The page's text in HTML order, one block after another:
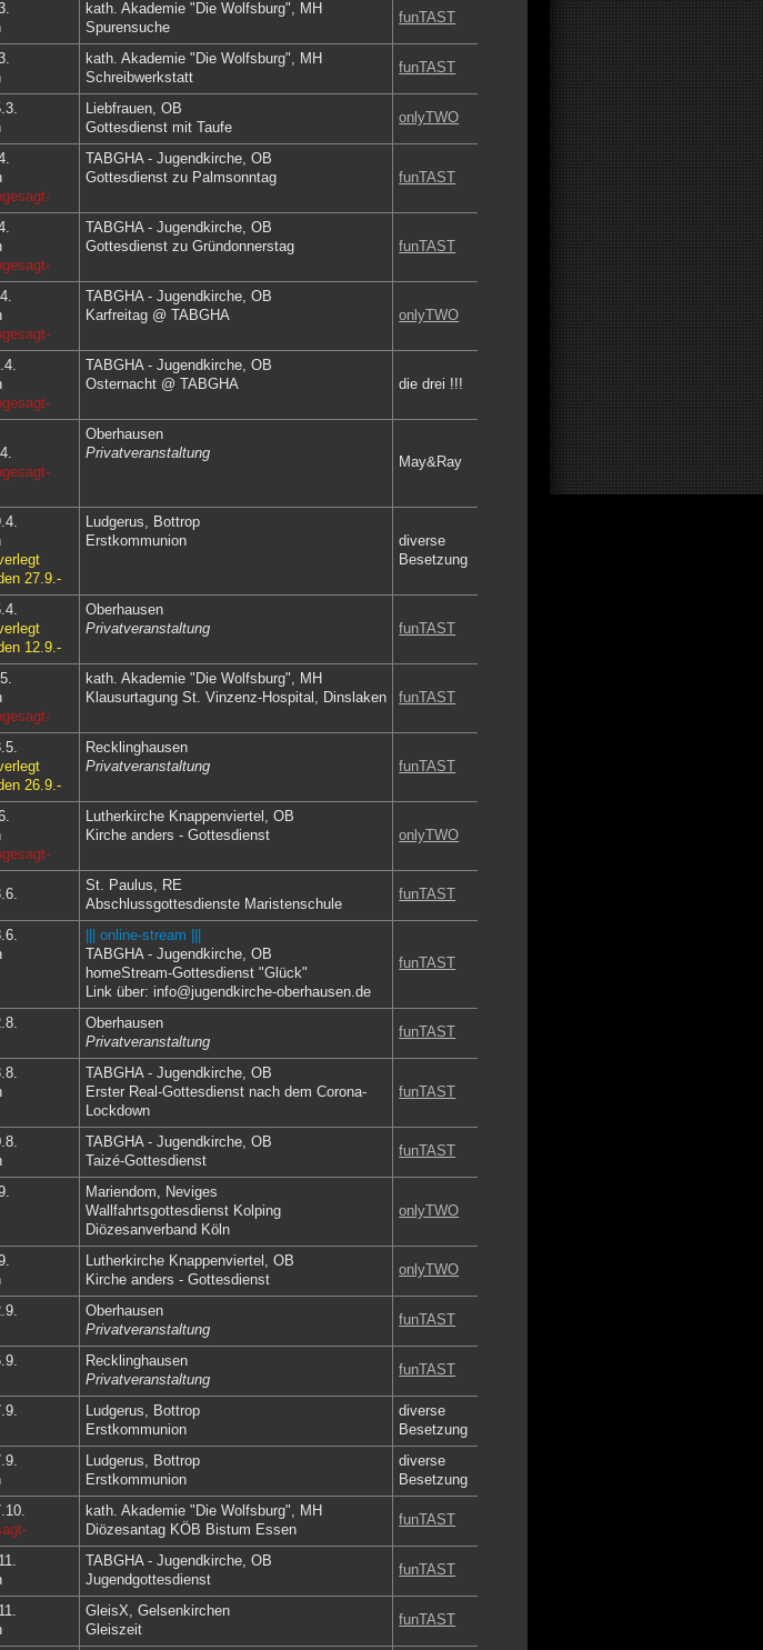
kath. Akademie "Die Wolfsburg", MH
Spurensuche
funTAST
kath. Akademie "Die Wolfsburg", MH
Schreibwerkstatt
funTAST
Liebfrauen, OB
Gottesdienst mit Taufe
onlyTWO
TABGHA - Jugendkirche, OB
Gottesdienst zu Palmsonntag
funTAST
TABGHA - Jugendkirche, OB
Gottesdienst zu Gründonnerstag
funTAST
TABGHA - Jugendkirche, OB
Karfreitag @ TABGHA
onlyTWO
TABGHA - Jugendkirche, OB
Osternacht @ TABGHA
die drei !!!
Oberhausen
Privatveranstaltung
May&Ray
27.9.-
Ludgerus, Bottrop
Erstkommunion
diverse
Besetzung
12.9.-
Oberhausen
Privatveranstaltung
funTAST
kath. Akademie "Die Wolfsburg", MH
Klausurtagung St. Vinzenz-Hospital, Dinslaken
funTAST
26.9.-
Recklinghausen
Privatveranstaltung
funTAST
Lutherkirche Knappenviertel, OB
Kirche anders - Gottesdienst
onlyTWO
St. Paulus, RE
Abschlussgottesdienste Maristenschule
funTAST
||| online-stream |||
TABGHA - Jugendkirche, OB
homeStream-Gottesdienst "Glück"
Link über: info@jugendkirche-oberhausen.de
funTAST
Oberhausen
Privatveranstaltung
funTAST
TABGHA - Jugendkirche, OB
Erster Real-Gottesdienst nach dem Corona-
Lockdown
funTAST
TABGHA - Jugendkirche, OB
Taizé-Gottesdienst
funTAST
Mariendom, Neviges
Wallfahrtsgottesdienst Kolping
Diözesanverband Köln
onlyTWO
Lutherkirche Knappenviertel, OB
Kirche anders - Gottesdienst
onlyTWO
Oberhausen
Privatveranstaltung
funTAST
Recklinghausen
Privatveranstaltung
funTAST
Ludgerus, Bottrop
Erstkommunion
diverse
Besetzung
Ludgerus, Bottrop
Erstkommunion
diverse
Besetzung
kath. Akademie "Die Wolfsburg", MH
Diözesantag KÖB Bistum Essen
funTAST
TABGHA - Jugendkirche, OB
Jugendgottesdienst
funTAST
GleisX, Gelsenkirchen
Gleiszeit
funTAST